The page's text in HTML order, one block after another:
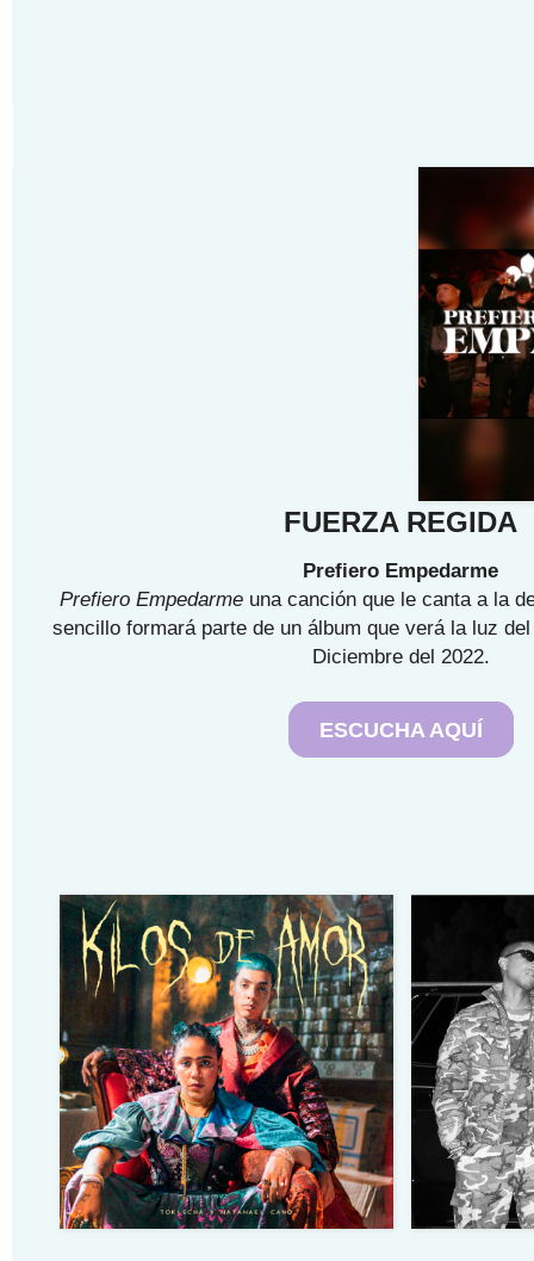
FUERZA REGIDA
Prefiero Empedarme
Prefiero Empedarme una canción que le canta a la
sencillo formará parte de un álbum que verá la luz
Diciembre del 2022.
ESCUCHA AQUÍ